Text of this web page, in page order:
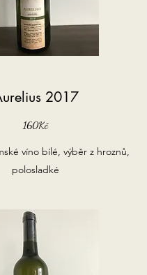
2017
160Kč
víno bílé, výběr z hroznů,
polosladké